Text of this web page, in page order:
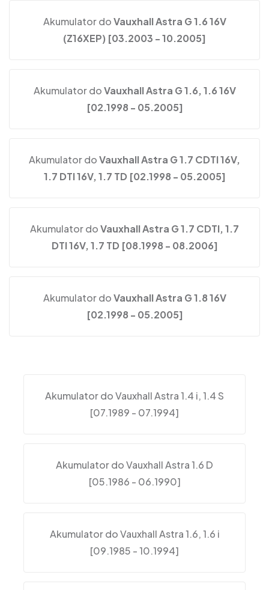
Akumulator doVauxhall Astra G 1.6 16V
(Z16XEP) [03.2003 - 10.2005]
Akumulator doVauxhall Astra G 1.6, 1.6 16V
[02.1998 - 05.2005]
Akumulator doVauxhall Astra G 1.7 CDTI 16V,
1.7 DTI 16V, 1.7 TD [02.1998 - 05.2005]
Akumulator doVauxhall Astra G 1.7 CDTI, 1.7
DTI 16V, 1.7 TD [08.1998 - 08.2006]
Akumulator doVauxhall Astra G 1.8 16V
[02.1998 - 05.2005]
Akumulator do Vauxhall Astra 1.4 i, 1.4 S
[07.1989 - 07.1994]
Akumulator do Vauxhall Astra 1.6 D
[05.1986 - 06.1990]
Akumulator do Vauxhall Astra 1.6, 1.6 i
[09.1985 - 10.1994]